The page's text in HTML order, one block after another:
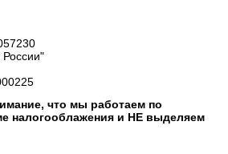
что мы работаем по
налогооблажения и НЕ выделяем